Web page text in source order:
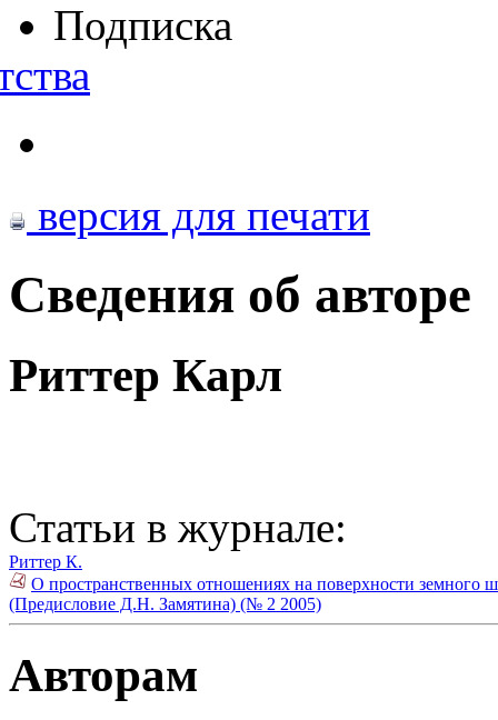
Подписка
версия для печати
Сведения об авторе
Риттер Карл
Статьи в журнале:
Риттер К.
О пространственных отношениях на поверхности земного
(Предисловие Д.Н. Замятина) (№ 2 2005)
Авторам